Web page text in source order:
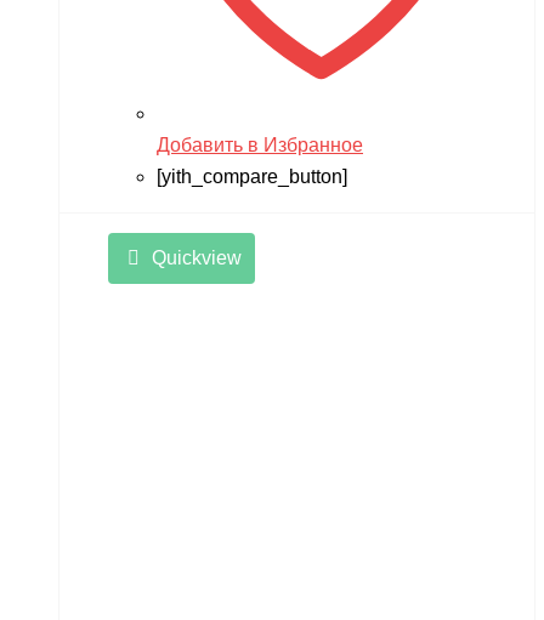
Добавить в Избранное
[yith_compare_button]
Quickview